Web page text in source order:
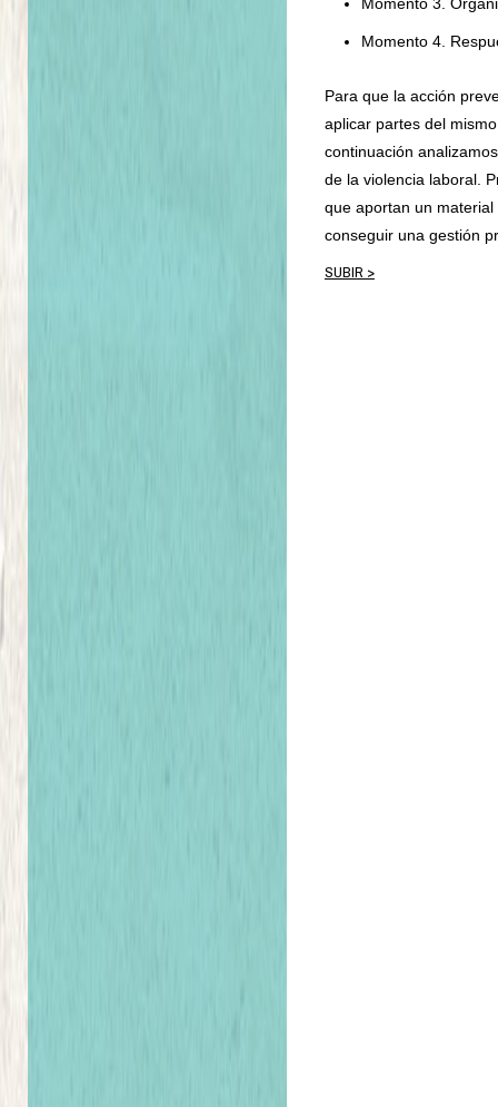
Momento 3.
Momento 4.
Para que la acción
aplicar partes del
continuación
de la violencia laboral.
que aportan un
conseguir una gestión
SUBIR >